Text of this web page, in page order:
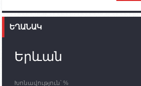
Ֆրանսիայի ԱԳ նախարարը
պատասխանատուներ կմնան
որոնողափրկարարական
11:03
ԵՂԱՆԱԿ
Երևան
Խոնավություն՝ %